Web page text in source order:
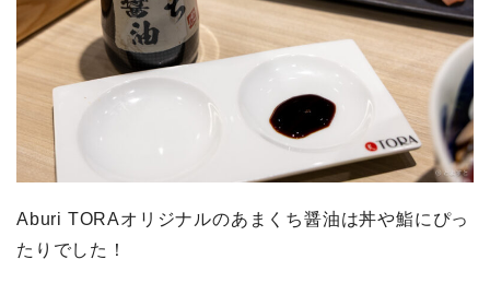
Aburi TORAオリジナルのあまくち醤油は丼や鮨にぴっ
たりでした！